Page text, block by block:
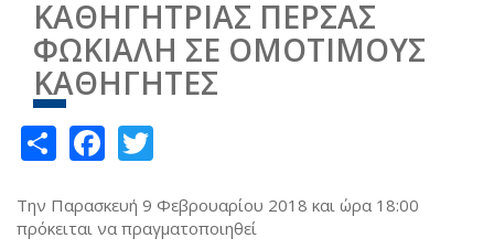
ΚΑΘΗΓΗΤΡΙΑΣ ΠΕΡΣΑΣ
ΦΩΚΙΑΛΗ ΣΕ ΟΜΟΤΙΜΟΥΣ
ΚΑΘΗΓΗΤΕΣ
ShareFacebook
Την Παρασκευή 9 Φεβρουαρίου 2018 και ώρα 18:00
πρόκειται να πραγματοποιηθεί